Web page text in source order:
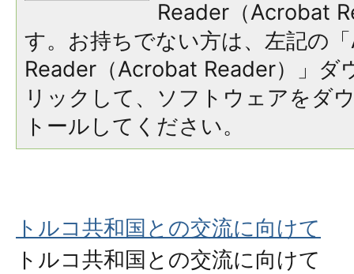
Reader（Acrobat
す。お持ちでない方は、左記の
Reader（Acrobat Reader）」ダ
リックして、ソフトウェアをダ
トールしてください。
トルコ共和国との交流に向けて
トルコ共和国との交流に向けて